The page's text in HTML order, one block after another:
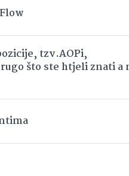
tzv.AOPi,
što ste htjeli znati a